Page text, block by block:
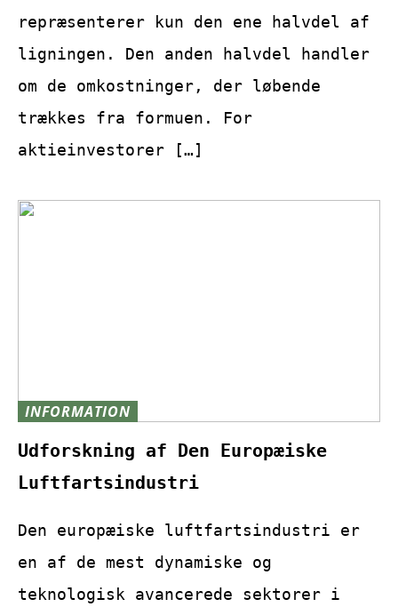
repræsenterer kun den ene halvdel af
ligningen. Den anden halvdel handler
om de omkostninger, der løbende
trækkes fra formuen. For
aktieinvestorer […]
INFORMATION
Udforskning af Den Europæiske
Luftfartsindustri
Den europæiske luftfartsindustri er
en af de mest dynamiske og
teknologisk avancerede sektorer i